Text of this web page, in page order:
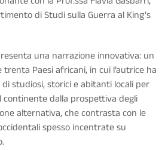
di Studi sulla Guerra al King’s
una narrazione innovativa: un
Paesi africani, in cui l’autrice ha
studiosi, storici e abitanti locali per
continente dalla prospettiva degli
alternativa, che contrasta con le
spesso incentrate su